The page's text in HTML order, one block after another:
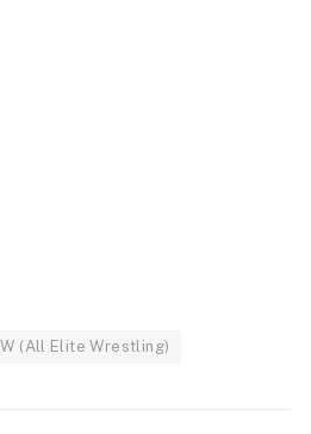
(All Elite Wrestling)